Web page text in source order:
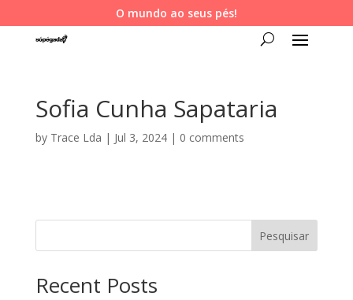
O mundo ao seus pés!
Sofia Cunha Sapataria
by Trace Lda | Jul 3, 2024| 0 comments
Pesquisar
Recent Posts